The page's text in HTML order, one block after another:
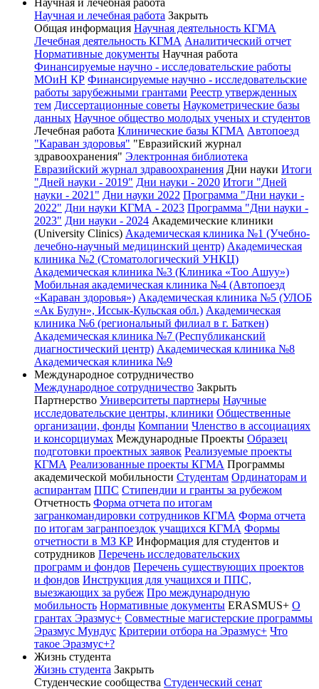
Научная и лечебная работа
Научная и лечебная работа Закрыть
Общая информация Научная деятельность КГМА
Лечебная деятельность КГМА Аналитический отчет
Нормативные документы Научная работа
Финансируемые научно - исследовательские работы
МОиН КР Финансируемые научно - исследовательские
работы зарубежными грантами Реестр утвержденных
тем Диссертационные советы Наукометрические базы
данных Научное общество молодых ученых и студентов
Лечебная работа Клинические базы КГМА Автопоезд
"Караван здоровья" "Евразийский журнал
здравоохранения" Электронная библиотека
Евразийский журнал здравоохранения Дни науки Итоги
"Дней науки - 2019" Дни науки - 2020 Итоги "Дней
науки - 2021" Дни науки 2022 Программа "Дни науки -
2022" Дни науки КГМА - 2023 Программа "Дни науки -
2023" Дни науки - 2024 Академические клиники
(University Clinics) Академическая клиника №1 (Учебно-
лечебно-научный медицинский центр) Академическая
клиника №2 (Стоматологический УНКЦ)
Академическая клиника №3 (Клиника «Тоо Ашуу»)
Мобильная академическая клиника №4 (Автопоезд
«Караван здоровья») Академическая клиника №5 (УЛОБ
«Ак Булун», Иссык-Кульская обл.) Академическая
клиника №6 (региональный филиал в г. Баткен)
Академическая клиника №7 (Республиканский
диагностический центр) Академическая клиника №8
Академическая клиника №9
Международное сотрудничество
Международное сотрудничество Закрыть
Партнерство Университеты партнеры Научные
исследовательские центры, клиники Общественные
организации, фонды Компании Членство в ассоциациях
и консорциумах Международные Проекты Образец
подготовки проектных заявок Реализуемые проекты
КГМА Реализованные проекты КГМА Программы
академической мобильности Студентам Ординаторам и
аспирантам ППС Стипендии и гранты за рубежом
Отчетность Форма отчета по итогам
загранкомандировки сотрудников КГМА Форма отчета
по итогам загранпоездок учащихся КГМА Формы
отчетности в МЗ КР Информация для студентов и
сотрудников Перечень исследовательских
программ и фондов Перечень существующих проектов
и фондов Инструкция для учащихся и ППС,
выезжающих за рубеж Про международную
мобильность Нормативные документы ERASMUS+ О
грантах Эразмус+ Совместные магистерские программы
Эразмус Мундус Критерии отбора на Эразмус+ Что
такое Эразмус+?
Жизнь студента
Жизнь студента Закрыть
Студенческие сообщества Студенческий сенат